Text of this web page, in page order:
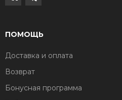
ПОМОЩЬ
Доставка и оплата
Возврат
Бонусная программа